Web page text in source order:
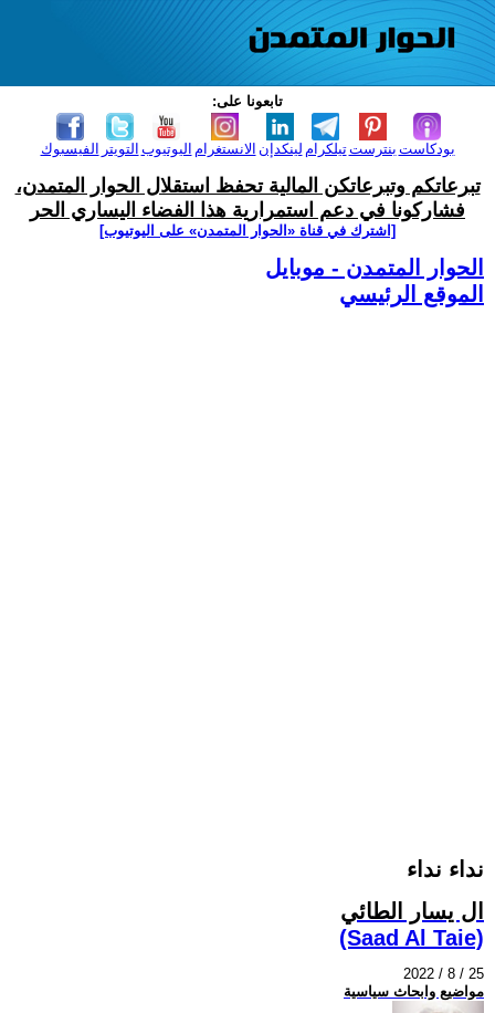
تابعونا على:
الفيسبوك التويتر اليوتيوب الانستغرام لينكدإن تيلكرامبنترست بودكاست
تبرعاتكم وتبرعاتكن المالية تحفظ استقلال الحوار المتمدن،
فشاركونا في دعم استمرارية هذا الفضاء اليساري الحر
[اشترك في قناة ‫«الحوار المتمدن» على اليوتيوب]
الحوار المتمدن - موبايل
الموقع الرئيسي
نداء نداء
ال يسار الطائي
(Saad Al Taie)
2022 / 8 / 25
مواضيع وابحاث سياسية